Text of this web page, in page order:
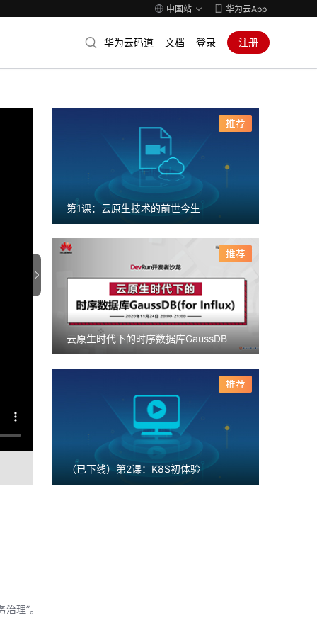
中国站 华为云App
华为云码道 文档 登录 注册
第1课：云原生技术的前世今生
云原生时代下的时序数据库GaussDB
（已下线）第2课：K8S初体验
理”。